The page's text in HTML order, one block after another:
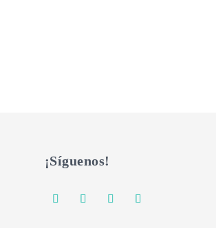
¡Síguenos!